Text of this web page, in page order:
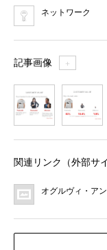
ネットワーク
記事画像 ＋
関連リンク（外部サ
オグルヴィ・ア